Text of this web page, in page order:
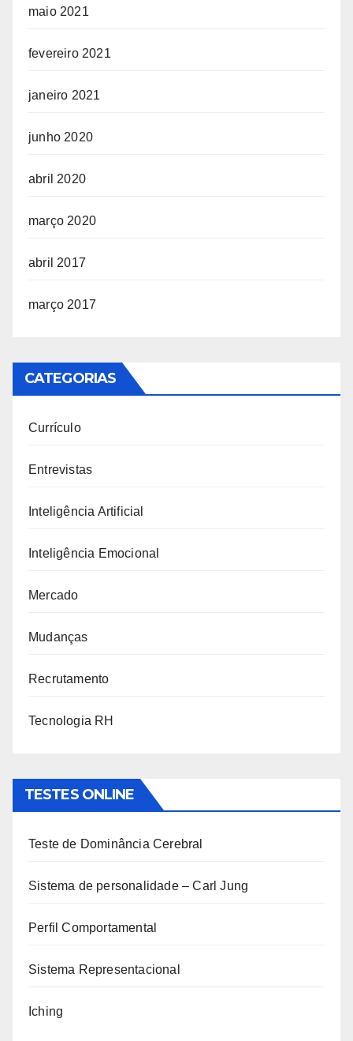
maio 2021
fevereiro 2021
janeiro 2021
junho 2020
abril 2020
março 2020
abril 2017
março 2017
CATEGORIAS
Currículo
Entrevistas
Inteligência Artificial
Inteligência Emocional
Mercado
Mudanças
Recrutamento
Tecnologia RH
TESTES ONLINE
Teste de Dominância Cerebral
Sistema de personalidade – Carl Jung
Perfil Comportamental
Sistema Representacional
Iching